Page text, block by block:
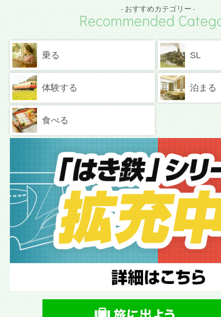
- おすすめカテゴリー -
Recommended
乗る SL
体験する 泊まる
食べる